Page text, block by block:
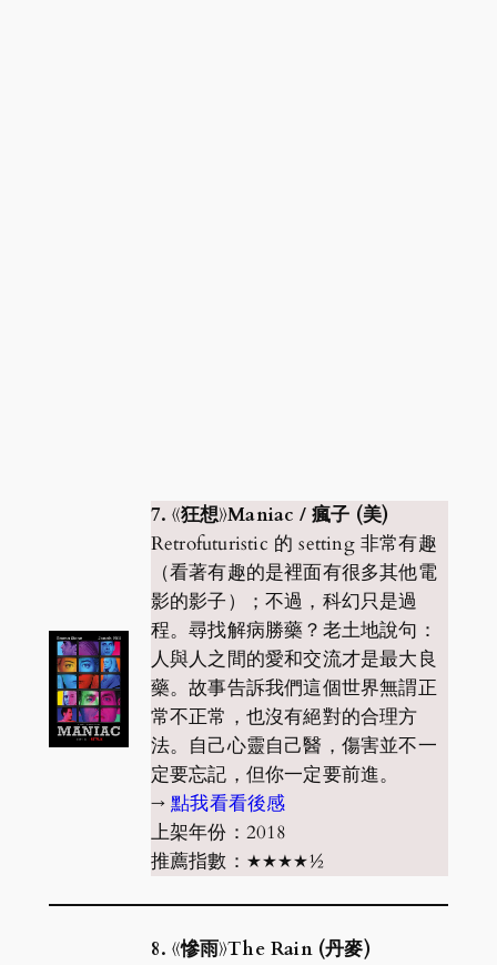
7. 《狂想》Maniac / 瘋子 (美)
Retrofuturistic 的 setting 非常有趣
（看著有趣的是裡面有很多其他電
影的影子）；不過，科幻只是過
程。尋找解病勝藥？老土地說句：
人與人之間的愛和交流才是最大良
藥。故事告訴我們這個世界無謂正
常不正常，也沒有絕對的合理方
法。自己心靈自己醫，傷害並不一
定要忘記，但你一定要前進。
→點我看看後感
上架年份：2018
推薦指數：★★★★½
8. 《慘雨》The Rain (丹麥)